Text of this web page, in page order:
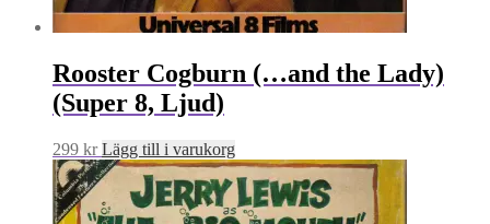
Rooster Cogburn (…and the Lady)
(Super 8, Ljud)
299 kr Lägg till i varukorg